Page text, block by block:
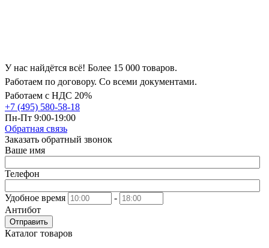
У нас найдётся всё! Более 15 000 товаров.
Работаем по договору. Со всеми документами.
Работаем с НДС 20%
+7 (495) 580-58-18
Пн-Пт 9:00-19:00
Обратная связь
Заказать обратный звонок
Ваше имя
Телефон
Удобное время
-
Антибот
Отправить
Каталог товаров